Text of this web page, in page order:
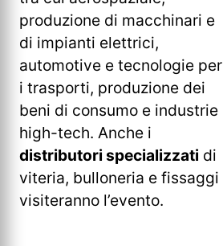
produzione di macchinari e
di impianti elettrici,
automotive e tecnologie per
i trasporti, produzione dei
beni di consumo e industrie
high-tech. Anche i
distributori specializzati di
viteria, bulloneria e fissaggi
visiteranno l’evento.